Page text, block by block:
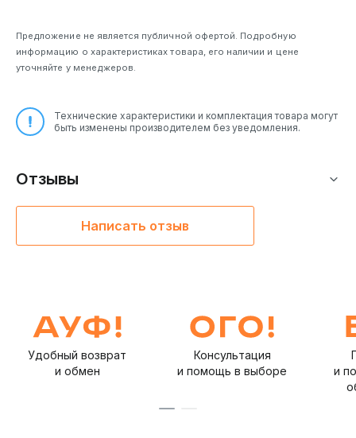
Предложение не является публичной офертой. Подробную
информацию о характеристиках товара, его наличии и цене
уточняйте у менеджеров.
Технические характеристики и комплектация товара могут
быть изменены производителем без уведомления.
Отзывы
Написать отзыв
Удобный возврат
и обмен
Консультация
и помощь в выборе
и